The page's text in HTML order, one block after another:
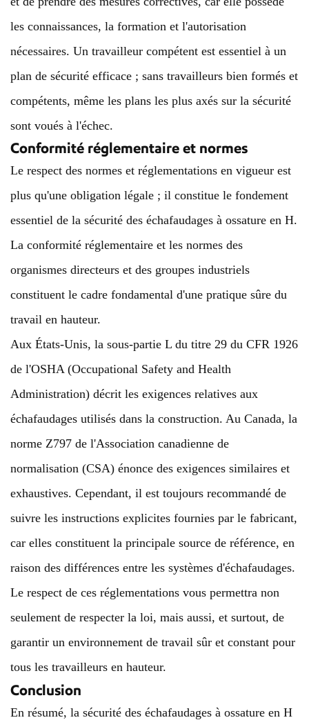
les connaissances, la formation et l'autorisation
nécessaires. Un travailleur compétent est essentiel à un
plan de sécurité efficace ; sans travailleurs bien formés et
compétents, même les plans les plus axés sur la sécurité
sont voués à l'échec.
Conformité réglementaire et normes
Le respect des normes et réglementations en vigueur est
plus qu'une obligation légale ; il constitue le fondement
essentiel de la sécurité des échafaudages à ossature en H.
La conformité réglementaire et les normes des
organismes directeurs et des groupes industriels
constituent le cadre fondamental d'une pratique sûre du
travail en hauteur.
Aux États-Unis, la sous-partie L du titre 29 du CFR 1926
de l'OSHA (Occupational Safety and Health
Administration) décrit les exigences relatives aux
échafaudages utilisés dans la construction. Au Canada, la
norme Z797 de l'Association canadienne de
normalisation (CSA) énonce des exigences similaires et
exhaustives. Cependant, il est toujours recommandé de
suivre les instructions explicites fournies par le fabricant,
car elles constituent la principale source de référence, en
raison des différences entre les systèmes d'échafaudages.
Le respect de ces réglementations vous permettra non
seulement de respecter la loi, mais aussi, et surtout, de
garantir un environnement de travail sûr et constant pour
tous les travailleurs en hauteur.
Conclusion
En résumé, la sécurité des échafaudages à ossature en H